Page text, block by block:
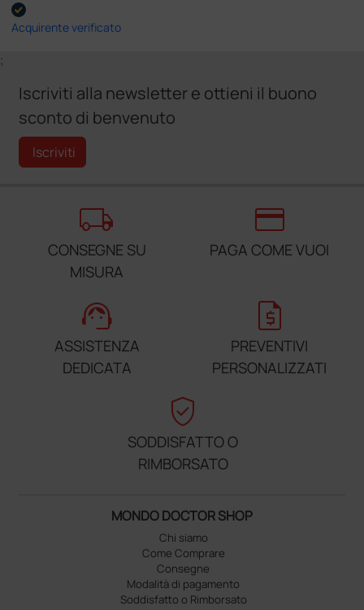
Acquirente verificato
;
Iscriviti alla newsletter e ottieni il buono
sconto di benvenuto
Iscriviti
local_shipping
CONSEGNE SU
MISURA
credit_card
PAGA COME VUOI
support_agent
ASSISTENZA
DEDICATA
request_quote
PREVENTIVI
PERSONALIZZATI
verified_user
SODDISFATTO O
RIMBORSATO
MONDO DOCTOR SHOP
Chi siamo
Come Comprare
Consegne
Modalità di pagamento
Soddisfatto o Rimborsato